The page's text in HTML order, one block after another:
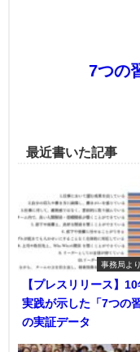
7つの
最近書いた記事
事務局よ
【プレスリリース】
実践が示した「7つの習
の実証データ